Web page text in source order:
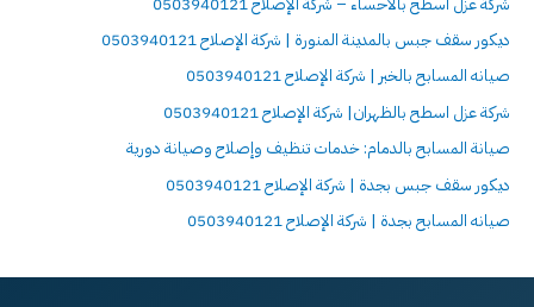
ديكور سقف جبس بالمدينة المنورة | شركة الإصلاح 0503940121
صيانه المسابح بالخبر | شركة الإصلاح 0503940121
شركة عزل اسطح بالظهران| شركة الإصلاح 0503940121
صيانة المسابح بالدمام: خدمات تنظيف وإصلاح وصيانة دورية
ديكور سقف جبس بجدة | شركة الإصلاح 0503940121
صيانه المسابح بجدة | شركة الإصلاح 0503940121